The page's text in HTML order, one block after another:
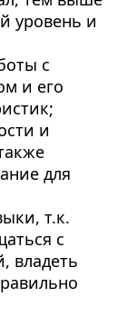
уровень и
с
и его
и
для
т.к.
с
владеть